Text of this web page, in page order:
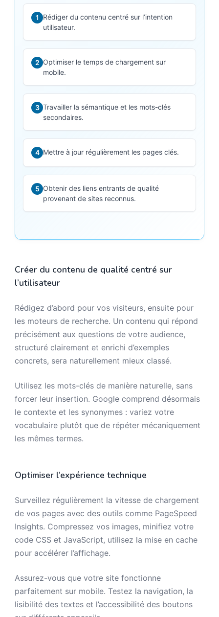
1
Rédiger du contenu centré sur l’intention
utilisateur.
2 Optimiser le temps de chargement sur
mobile.
3 Travailler la sémantique et les mots-clés
secondaires.
4 Mettre à jour régulièrement les pages clés.
5 Obtenir des liens entrants de qualité
provenant de sites reconnus.
Créer du contenu de qualité centré sur
l’utilisateur
Rédigez d’abord pour vos visiteurs, ensuite pour
les moteurs de recherche. Un contenu qui répond
précisément aux questions de votre audience,
structuré clairement et enrichi d’exemples
concrets, sera naturellement mieux classé.
Utilisez les mots-clés de manière naturelle, sans
forcer leur insertion. Google comprend désormais
le contexte et les synonymes : variez votre
vocabulaire plutôt que de répéter mécaniquement
les mêmes termes.
Optimiser l’expérience technique
Surveillez régulièrement la vitesse de chargement
de vos pages avec des outils comme PageSpeed
Insights. Compressez vos images, minifiez votre
code CSS et JavaScript, utilisez la mise en cache
pour accélérer l’affichage.
Assurez-vous que votre site fonctionne
parfaitement sur mobile. Testez la navigation, la
lisibilité des textes et l’accessibilité des boutons